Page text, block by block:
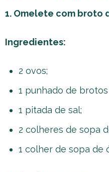
1. Omelete com broto
Ingredientes:
2 ovos;
1 punhado de
1 pitada de sal;
2 colheres de sopa
1 colher de sopa de